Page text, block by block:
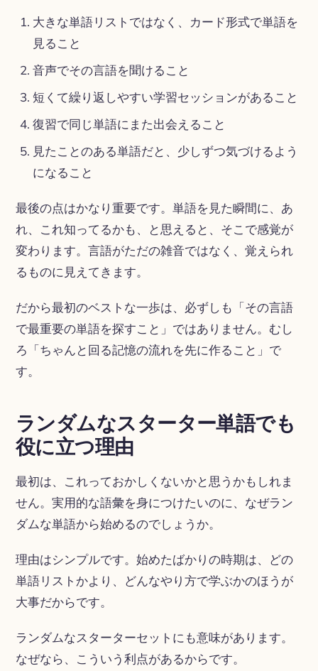
大きな単語リストではなく、カード形式で単語を
見ること
音声でその言語を聞けること
短くて繰り返しやすい学習セッションがあること
復習で同じ単語にまた出会えること
見たことのある単語だと、少しずつ気づけるよう
になること
最後の点はかなり重要です。単語を見た瞬間に、あ
れ、これ知ってるかも、と思えると、そこで感覚が
変わります。言語がただの雑音ではなく、覚えられ
るものに見えてきます。
だから最初のベストな一歩は、必ずしも「その言語
で最重要の単語を探すこと」ではありません。むし
ろ「ちゃんと回る記憶の流れを先に作ること」で
す。
ランダムなスターター単語でも
役に立つ理由
最初は、これっておかしくないかと思うかもしれま
せん。実用的な語彙を身につけたいのに、なぜラン
ダムな単語から始めるのでしょうか。
理由はシンプルです。始めたばかりの時期は、どの
単語リストかより、どんなやり方で学ぶかのほうが
大事だからです。
ランダムなスターターセットにも意味があります。
なぜなら、こういう利点があるからです。